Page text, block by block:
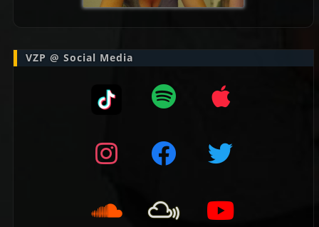
VZP @ Social Media